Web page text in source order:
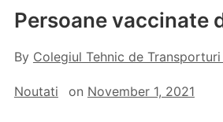
Persoane vaccinate
By Colegiul Tehnic de
Noutati on November 1, 2021